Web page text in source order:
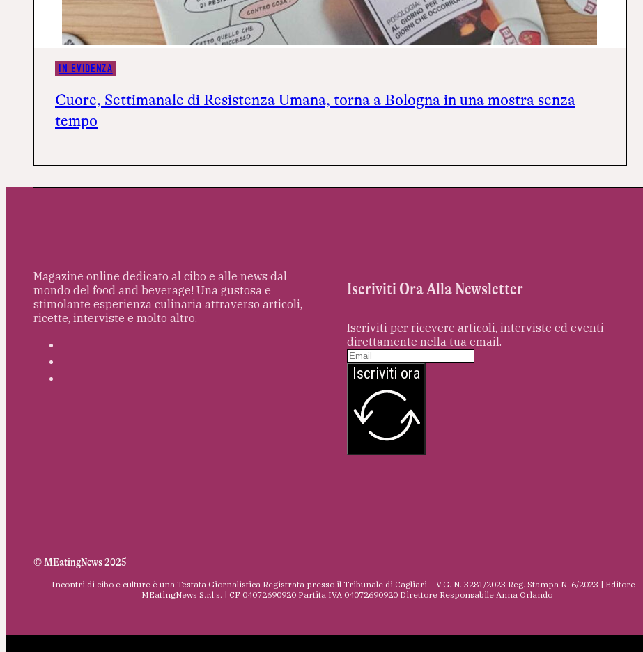
IN EVIDENZA
Cuore, Settimanale di Resistenza Umana, torna a Bologna in una mostra senza
tempo
Magazine online dedicato al cibo e alle news dal
mondo del food and beverage! Una gustosa e
stimolante esperienza culinaria attraverso articoli,
ricette, interviste e molto altro.
Iscriviti Ora Alla Newsletter
Iscriviti per ricevere articoli, interviste ed eventi
direttamente nella tua email.
Iscriviti ora
© MEatingNews 2025
Incontri di cibo e culture è una Testata Giornalistica Registrata presso il Tribunale di Cagliari – V.G. N. 3281/2023 Reg. Stampa N. 6/2023 | Editore –
MEatingNews S.r.l.s. | CF 04072690920 Partita IVA 04072690920 Direttore Responsabile Anna Orlando